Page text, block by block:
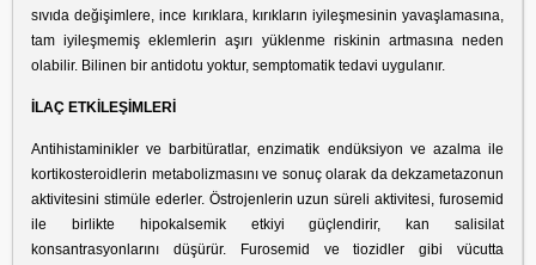
sıvıda değişimlere, ince kırıklara, kırıkların iyileşmesinin yavaşlamasına,
tam iyileşmemiş eklemlerin aşırı yüklenme riskinin artmasına neden
olabilir. Bilinen bir antidotu yoktur, semptomatik tedavi uygulanır.
İLAÇ ETKİLEŞİMLERİ
Antihistaminikler ve barbitüratlar, enzimatik endüksiyon ve azalma ile
kortikosteroidlerin metabolizmasını ve sonuç olarak da dekzametazonun
aktivitesini stimüle ederler. Östrojenlerin uzun süreli aktivitesi, furosemid
ile birlikte hipokalsemik etkiyi güçlendirir, kan salisilat
konsantrasyonlarını düşürür. Furosemid ve tiozidler gibi vücutta